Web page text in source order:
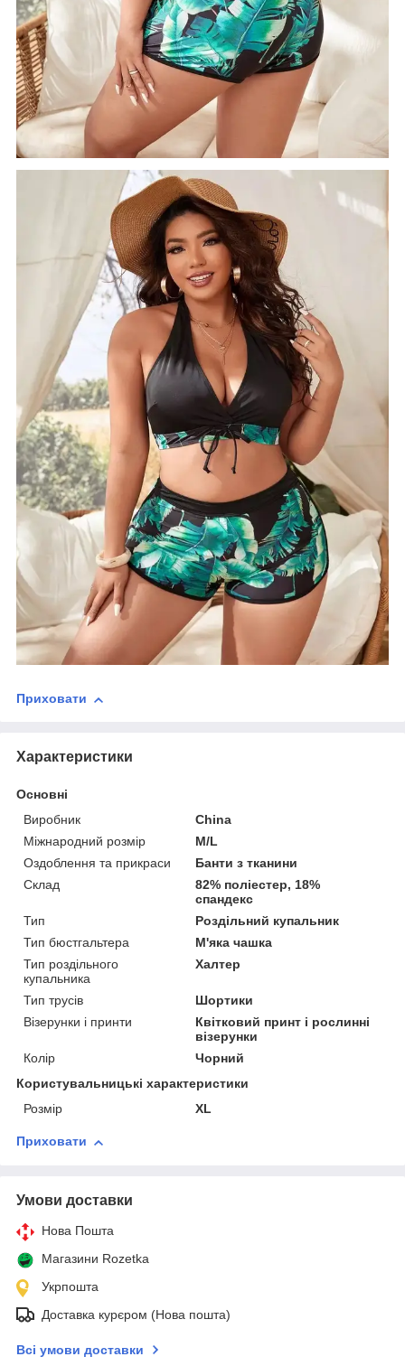
Приховати
Характеристики
Основні
Виробник
China
Міжнародний розмір
M/L
Оздоблення та прикраси
Банти з тканини
Склад
82% поліестер, 18%
спандекс
Тип
Роздільний купальник
Тип бюстгальтера
М'яка чашка
Тип роздільного
купальника
Халтер
Тип трусів
Шортики
Візерунки і принти
Квітковий принт і рослинні
візерунки
Колір
Чорний
Користувальницькі характеристики
Розмір
XL
Приховати
Умови доставки
Нова Пошта
Магазини Rozetka
Укрпошта
Доставка курєром (Нова пошта)
Всі умови доставки